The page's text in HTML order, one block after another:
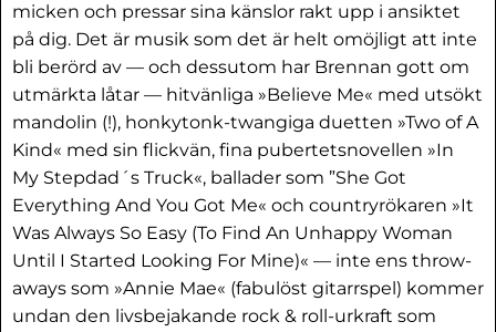
micken och pressar sina känslor rakt upp i ansiktet
på dig. Det är musik som det är helt omöjligt att inte
bli berörd av — och dessutom har Brennan gott om
utmärkta låtar — hitvänliga »Believe Me« med utsökt
mandolin (!), honkytonk-twangiga duetten »Two of A
Kind« med sin flickvän, fina pubertetsnovellen »In
My Stepdad´s Truck«, ballader som ”She Got
Everything And You Got Me« och countryrökaren »It
Was Always So Easy (To Find An Unhappy Woman
Until I Started Looking For Mine)« — inte ens throw-
aways som »Annie Mae« (fabulöst gitarrspel) kommer
undan den livsbejakande rock & roll-urkraft som